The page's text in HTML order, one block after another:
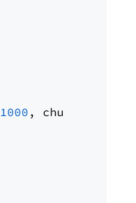
1000 , chunk_overlap=